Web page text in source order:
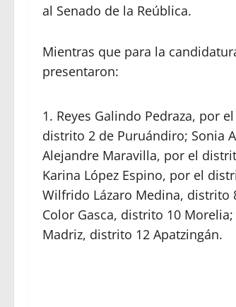
al Senado de la Reública.
Mientras que para la
presentaron:
Reyes Galindo Pedraza, por
distrito 2 de Puruándiro; Sonia
Alejandre Maravilla, por el
Karina López Espino, por el
Wilfrido Lázaro Medina, distrito
Color Gasca, distrito 10
Madriz, distrito 12 Apatzingán.